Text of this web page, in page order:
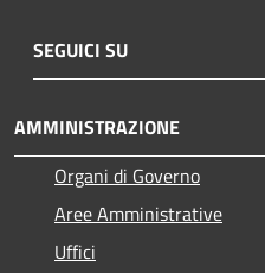
SEGUICI SU
AMMINISTRAZIONE
Organi di Governo
Aree Amministrative
Uffici